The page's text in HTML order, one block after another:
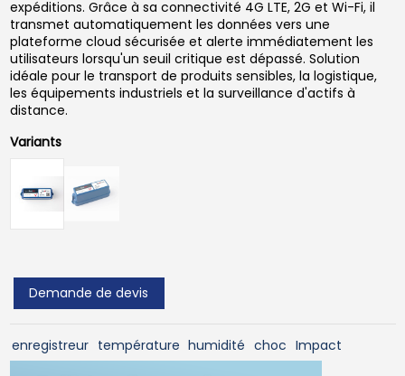
expéditions. Grâce à sa connectivité 4G LTE, 2G et Wi-Fi, il
transmet automatiquement les données vers une
plateforme cloud sécurisée et alerte immédiatement les
utilisateurs lorsqu'un seuil critique est dépassé. Solution
idéale pour le transport de produits sensibles, la logistique,
les équipements industriels et la surveillance d'actifs à
distance.
Variants
Demande de devis
enregistreur température humidité choc Impact